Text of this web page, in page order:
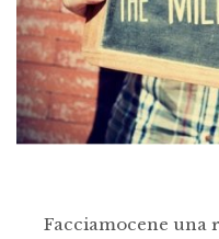
Facciamocene una